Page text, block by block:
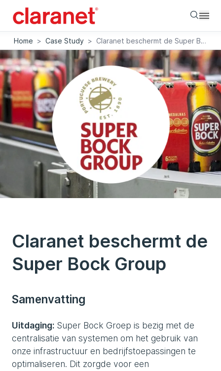
Home > Case Study > Claranet beschermt de Super Bock Group
Claranet beschermt de
Super Bock Group
Samenvatting
Uitdaging: Super Bock Groep is bezig met de
centralisatie van systemen om het gebruik van
onze infrastructuur en bedrijfstoepassingen te
optimaliseren. Dit zorgde voor een